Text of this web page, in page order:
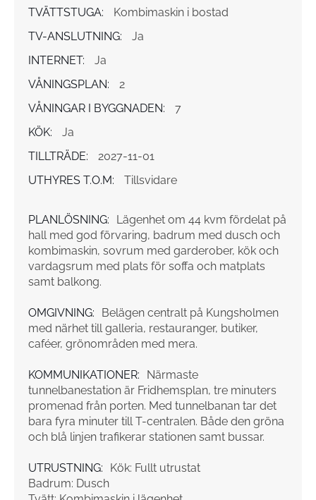
TVÄTTSTUGA:
Kombimaskin i bostad
TV-ANSLUTNING:
Ja
INTERNET:
Ja
VÅNINGSPLAN:
2
VÅNINGAR I BYGGNADEN:
7
KÖK:
Ja
TILLTRÄDE:
2027-11-01
UTHYRES T.O.M:
Tillsvidare
PLANLÖSNING:
Lägenhet om 44 kvm fördelat på
hall med god förvaring, badrum med dusch och
kombimaskin, sovrum med garderober, kök och
vardagsrum med plats för soffa och matplats
samt balkong.
OMGIVNING:
Belägen centralt på Kungsholmen
med närhet till galleria, restauranger, butiker,
caféer, grönområden med mera.
KOMMUNIKATIONER:
Närmaste
tunnelbanestation är Fridhemsplan, tre minuters
promenad från porten. Med tunnelbanan tar det
bara fyra minuter till T-centralen. Både den gröna
och blå linjen trafikerar stationen samt bussar.
UTRUSTNING:
Kök: Fullt utrustat
Badrum: Dusch